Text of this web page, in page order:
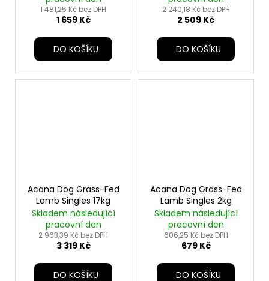
1 481,25 Kč bez DPH
1 659 Kč
DO KOŠÍKU
2 240,18 Kč bez DPH
2 509 Kč
DO KOŠÍKU
Acana Dog Grass-Fed
Lamb Singles 17kg
Skladem následující
pracovní den
2 963,39 Kč bez DPH
3 319 Kč
DO KOŠÍKU
Acana Dog Grass-Fed
Lamb Singles 2kg
Skladem následující
pracovní den
606,25 Kč bez DPH
679 Kč
DO KOŠÍKU